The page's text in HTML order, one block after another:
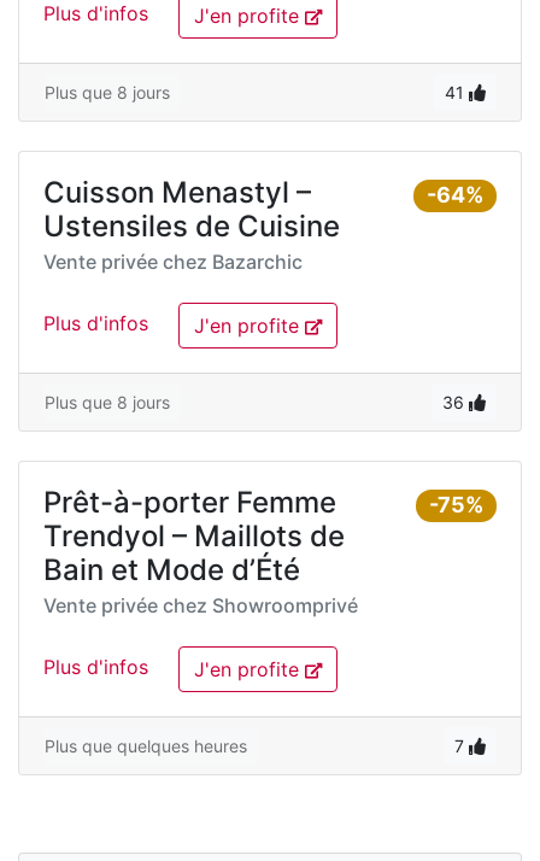
Plus d'infos J'en profite
Plus que 8 jours 41
-64%
Cuisson Menastyl –
Ustensiles de Cuisine
Vente privée chez Bazarchic
Plus d'infos J'en profite
Plus que 8 jours 36
-75%
Prêt-à-porter Femme
Trendyol – Maillots de
Bain et Mode d’Été
Vente privée chez Showroomprivé
Plus d'infos J'en profite
Plus que quelques heures 7